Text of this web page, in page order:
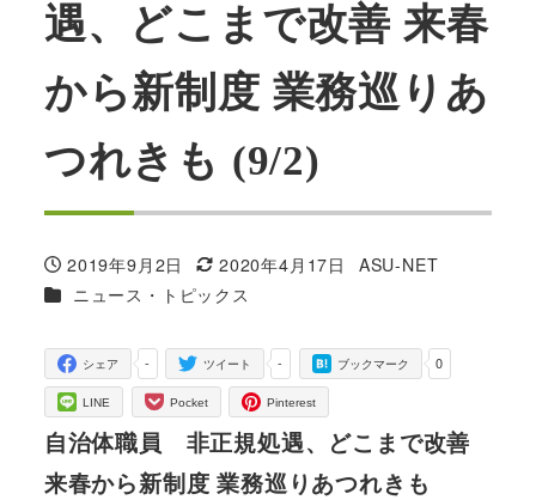
遇、どこまで改善 来春
から新制度 業務巡りあ
つれきも (9/2)
投稿日
2019年9月2日
更新日
2020年4月17日
著
ASU-NET
カテゴリー
ニュース・トピックス
-
シェア -
ツイート 0
ブックマーク
LINE Pocket Pinterest
自治体職員 非正規処遇、どこまで改善
来春から新制度 業務巡りあつれきも